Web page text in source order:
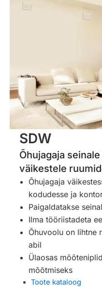
SDW
Õhujagaja
väikestele
Õhujagaja
kodudesse ja
Paigaldatakse
Ilma tööriistadeta
Õhuvoolu on lihtne
abil
Ülaosas
mõõtmiseks
Toote kataloog